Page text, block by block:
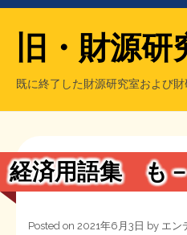
もっと知りたい方へ
旧・財源研
既に終了した財源研究室および
旧・財源研究室について
経済用語集 も
Posted on 2021年6月3日 by エン